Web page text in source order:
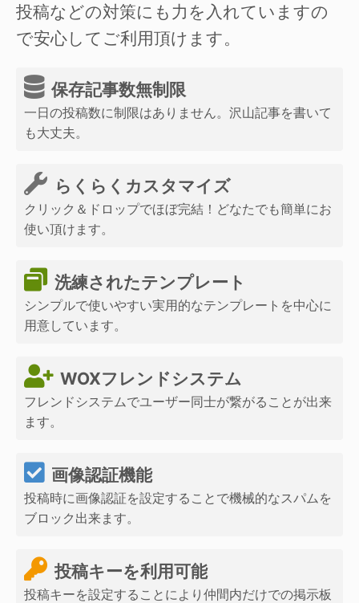
投稿などの対策にも力を入れていますの
で安心してご利用頂けます。
保存記事数無制限
一日の投稿数に制限はありません。沢山記事を書いて
も大丈夫。
らくらくカスタマイズ
クリック＆ドロップでほぼ完結！どなたでも簡単にお
使い頂けます。
洗練されたテンプレート
シンプルで使いやすい実用的なテンプレートを中心に
用意しています。
WOXフレンドシステム
フレンドシステムでユーザー同士が繋がることが出来
ます。
画像認証機能
投稿時に画像認証を設定することで機械的なスパムを
ブロック出来ます。
投稿キーを利用可能
投稿キーを設定することにより仲間内だけでの掲示板